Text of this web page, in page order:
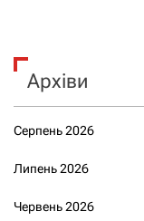
Архіви
Серпень 2026
Липень 2026
Червень 2026